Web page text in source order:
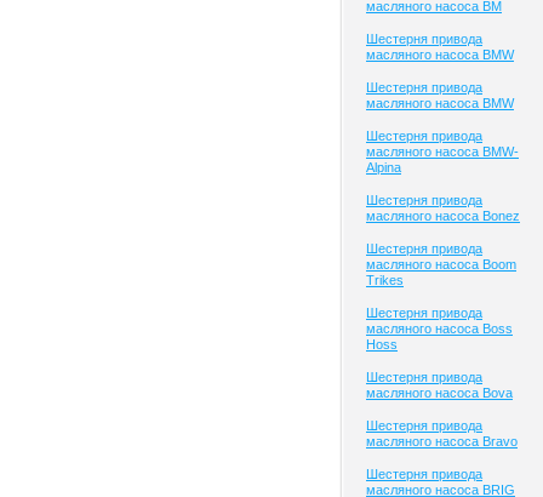
масляного насоса BM
Шестерня привода
масляного насоса BMW
Шестерня привода
масляного насоса BMW
Шестерня привода
масляного насоса BMW-
Alpina
Шестерня привода
масляного насоса Bonez
Шестерня привода
масляного насоса Boom
Trikes
Шестерня привода
масляного насоса Boss
Hoss
Шестерня привода
масляного насоса Bova
Шестерня привода
масляного насоса Bravo
Шестерня привода
масляного насоса BRIG